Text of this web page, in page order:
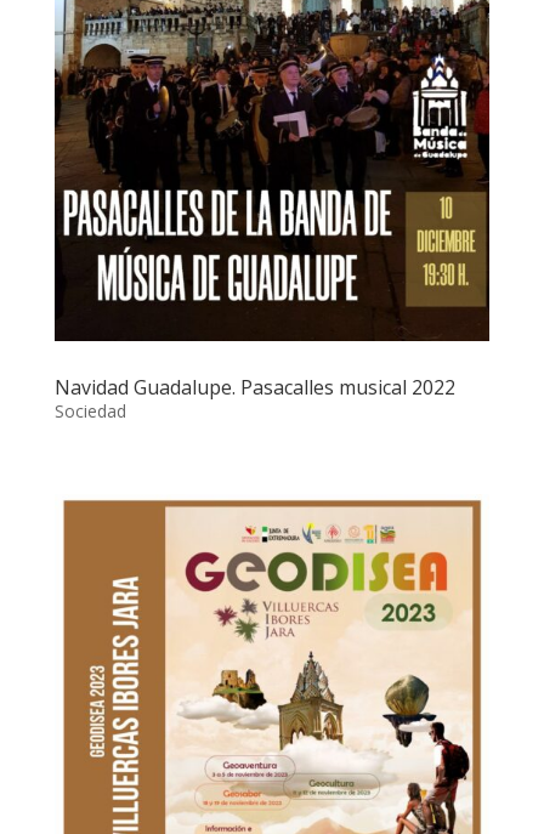
Navidad Guadalupe. Pasacalles musical 2022
Sociedad